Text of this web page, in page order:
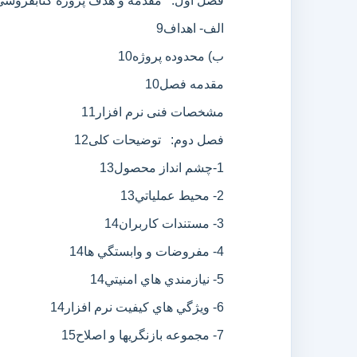
الف- اهداف9
ب) محدوده پروژه10
مقدمه فصل10
مشخصات فنی نرم افزار 11
فصل دوم: توضیحات کلی12
1-چشم انداز محصول 13
2- محيط عملياتي 13
3- مستندات کاربران 14
4- مفروضات و وابستگي ها 14
5- نيازمندي هاي امنيتي 14
6- ويژگي هاي کيفيت نرم افزار 14
7- مجموعه بازنگريها و اصلاح 15